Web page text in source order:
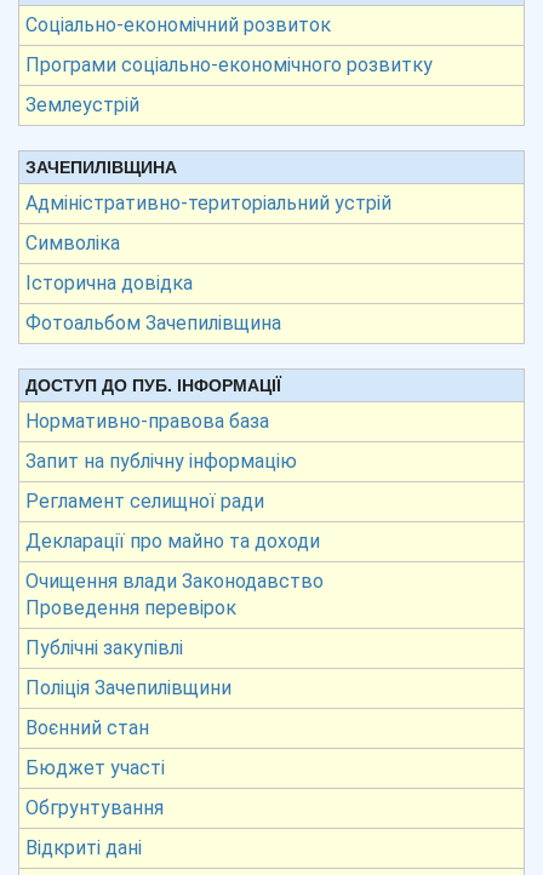
Соціально-економічний розвиток
Програми соціально-економічного розвитку
Землеустрій
ЗАЧЕПИЛІВЩИНА
Адміністративно-територіальний устрій
Символіка
Історична довідка
Фотоальбом Зачепилівщина
ДОСТУП ДО ПУБ. ІНФОРМАЦІЇ
Нормативно-правова база
Запит на публічну інформацію
Регламент селищної ради
Декларації про майно та доходи
Очищення влади Законодавство
Проведення перевірок
Публічні закупівлі
Поліція Зачепилівщини
Воєнний стан
Бюджет участі
Обгрунтування
Відкриті дані